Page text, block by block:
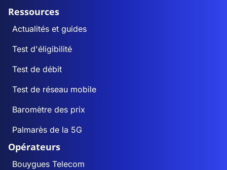
Ressources
Actualités et guides
Test d'éligibilité
Test de débit
Test de réseau mobile
Baromètre des prix
Palmarès de la 5G
Opérateurs
Bouygues Telecom